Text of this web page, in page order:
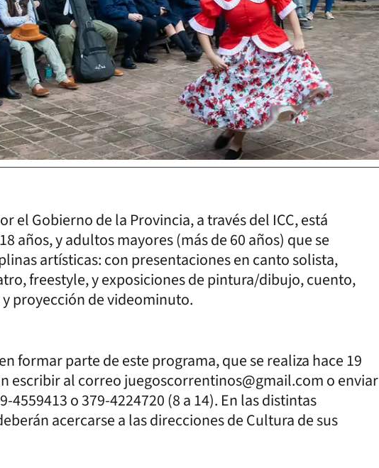
el Gobierno de la Provincia, a través del ICC, está
años, y adultos mayores (más de 60 años) que se
artísticas: con presentaciones en canto solista,
freestyle, y exposiciones de pintura/dibujo, cuento,
proyección de videominuto.
formar parte de este programa, que se realiza hace 19
escribir al correo juegoscorrentinos@gmail.com o enviar
4559413 o 379-4224720 (8 a 14). En las distintas
acercarse a las direcciones de Cultura de sus